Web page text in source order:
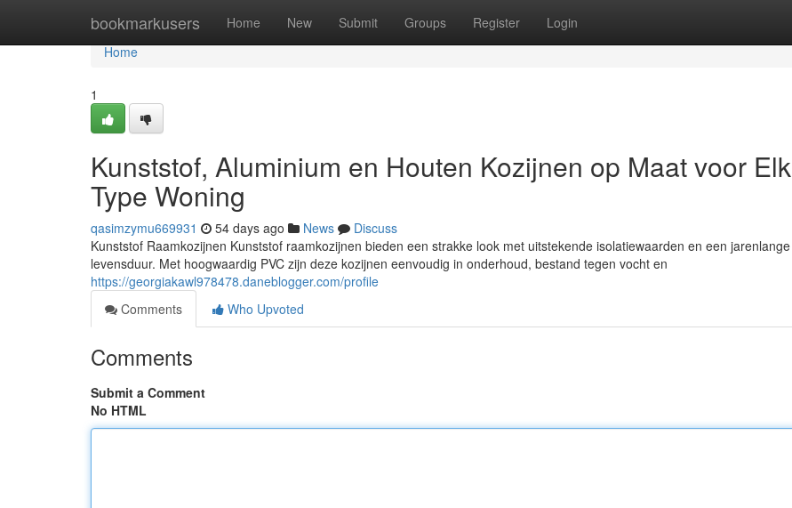
bookmarkusers Home New Submit Groups Register Login
Home
Home
1
Kunststof, Aluminium en Houten Kozijnen op Maat voor Elk
Type Woning
qasimzymu669931 54 days ago News
Discuss
Kunststof Raamkozijnen Kunststof raamkozijnen bieden een strakke look met uitstekende isolatiewaarden en een jarenlange
levensduur. Met hoogwaardig PVC zijn deze kozijnen eenvoudig in onderhoud, bestand tegen vocht en
https://georgiakawl978478.daneblogger.com/profile
Comments
Who Upvoted
Comments
Submit a Comment
No HTML